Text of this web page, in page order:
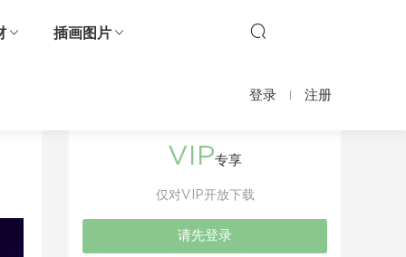
插画图片
登录 注册
VIP专享
仅对VIP开放下载
请先登录